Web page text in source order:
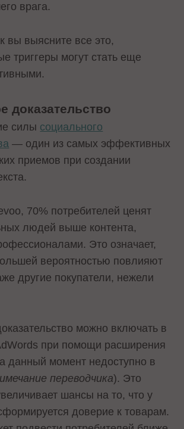
врага.
вы выясните все это,
триггеры могут стать еще
доказательство
силы социального
— один из самых эффективных
приемов при создании
70% потребителей ценят
людей выше контента,
Это означает,
вероятностью повлияют
другие покупатели, нежели
можно включать в
при помощи расширения
данный момент недоступно в
переводчика). Это
шансы на то, что у
доверие к товарам.